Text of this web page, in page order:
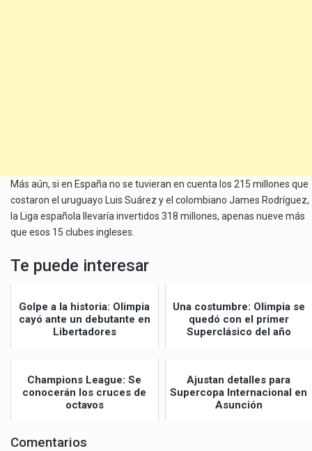
Más aún, si en España no se tuvieran en cuenta los 215 millones que
costaron el uruguayo Luis Suárez y el colombiano James Rodríguez,
la Liga española llevaría invertidos 318 millones, apenas nueve más
que esos 15 clubes ingleses.
Te puede interesar
Golpe a la historia: Olimpia
cayó ante un debutante en
Libertadores
Una costumbre: Olimpia se
quedó con el primer
Superclásico del año
Champions League: Se
conocerán los cruces de
octavos
Ajustan detalles para
Supercopa Internacional en
Asunción
Comentarios